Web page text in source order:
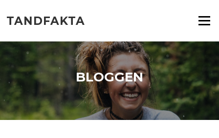
indhold
TANDFAKTA Menu
BLOGGEN